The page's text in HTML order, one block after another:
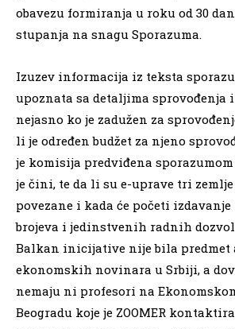
obavezu formiranja u roku od 30
stupanja na snagu Sporazuma.
Izuzev informacija iz teksta
upoznata sa detaljima sprovođenja
nejasno ko je zadužen za
li je određen budžet za njeno
je komisija predviđena
je čini, te da li su e-uprave tri
povezane i kada će početi
brojeva i jedinstvenih radnih
Balkan inicijative nije bila predmet
ekonomskih novinara u Srbiji, a
nemaju ni profesori na
Beogradu koje je ZOOMER